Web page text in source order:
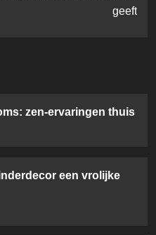
geeft
zen-ervaringen thuis
een vrolijke